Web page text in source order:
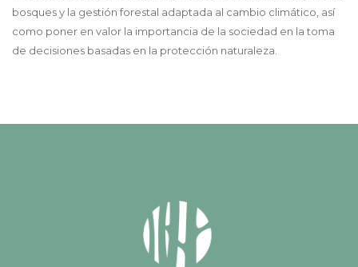
bosques y la gestión forestal adaptada al cambio climático, así
como poner en valor la importancia de la sociedad en la toma
de decisiones basadas en la protección naturaleza.